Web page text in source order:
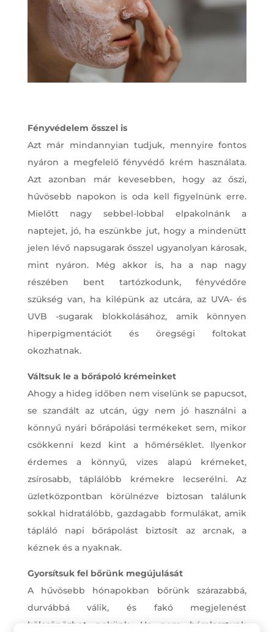
Fényvédelem ősszel is
Azt már mindannyian tudjuk, mennyire fontos
nyáron a megfelelő fényvédő krém használata.
Azt azonban már kevesebben, hogy az őszi,
hűvösebb napokon is oda kell figyelnünk erre.
Mielőtt nagy sebbel-lobbal elpakolnánk a
naptejet, jó, ha eszünkbe jut, hogy a mindenütt
jelen lévő napsugarak ősszel ugyanolyan károsak,
mint nyáron. Még akkor is, ha a nap nagy
részében bent tartózkodunk, fényvédőre
szükség van, ha kilépünk az utcára, az UVA- és
UVB -sugarak blokkolásához, amik könnyen
hiperpigmentációt és öregségi foltokat
okozhatnak.
Váltsuk le a bőrápoló krémeinket
Ahogy a hideg időben nem viselünk se papucsot,
se szandált az utcán, úgy nem jó használni a
könnyű nyári bőrápolási termékeket sem, mikor
csökkenni kezd kint a hőmérséklet. Ilyenkor
érdemes a könnyű, vizes alapú krémeket,
zsírosabb, táplálóbb krémekre lecserélni. Az
üzletközpontban körülnézve biztosan találunk
sokkal hidratálóbb, gazdagabb formulákat, amik
tápláló napi bőrápolást biztosít az arcnak, a
kéznek és a nyaknak.
Gyorsítsuk fel bőrünk megújulását
A hűvösebb hónapokban bőrünk szárazabbá,
durvábbá válik, és fakó megjelenést
kölcsönözhet nekünk. Ha nem hámlasztunk